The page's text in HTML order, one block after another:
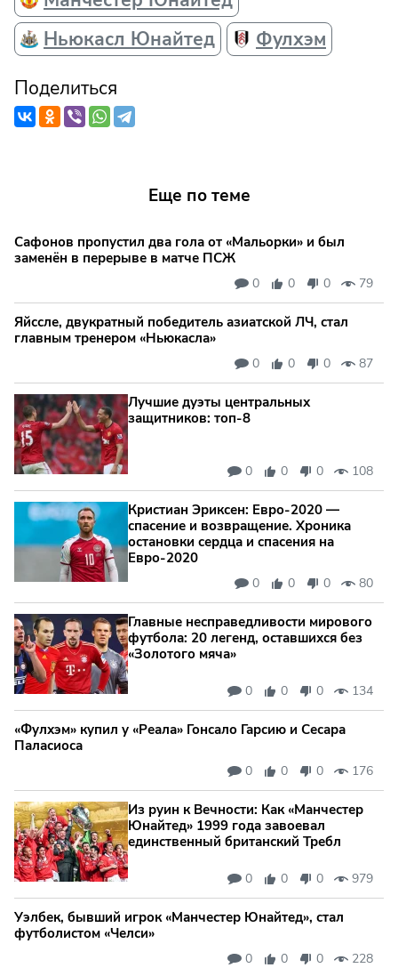
Ньюкасл Юнайтед
Фулхэм
Поделиться
Еще по теме
Сафонов пропустил два гола от «Мальорки» и был
заменён в перерыве в матче ПСЖ
0 0 0 79
Яйссле, двукратный победитель азиатской ЛЧ, стал
главным тренером «Ньюкасла»
0 0 0 87
Лучшие дуэты центральных
защитников: топ‑8
0 0 0 108
Кристиан Эриксен: Евро‑2020 —
спасение и возвращение. Хроника
остановки сердца и спасения на
Евро‑2020
0 0 0 80
Главные несправедливости мирового
футбола: 20 легенд, оставшихся без
«Золотого мяча»
0 0 0 134
«Фулхэм» купил у «Реала» Гонсало Гарсию и Сесара
Паласиоса
0 0 0 176
Из руин к Вечности: Как «Манчестер
Юнайтед» 1999 года завоевал
единственный британский Требл
0 0 0 979
Уэлбек, бывший игрок «Манчестер Юнайтед», стал
футболистом «Челси»
0 0 0 228